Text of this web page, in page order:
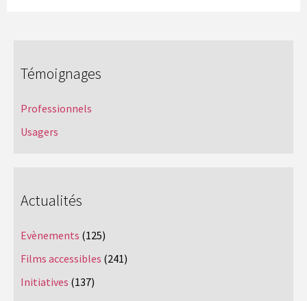
Témoignages
Professionnels
Usagers
Actualités
Evènements (125)
Films accessibles (241)
Initiatives (137)